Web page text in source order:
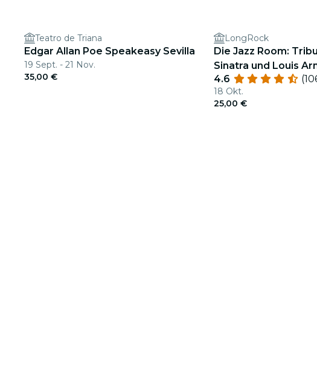
Teatro de Triana
Edgar Allan Poe Speakeasy Sevilla
19 Sept. - 21 Nov.
35,00 €
LongRock
Die Jazz Room:
Sinatra und Louis
4.6
18 Okt.
25,00 €